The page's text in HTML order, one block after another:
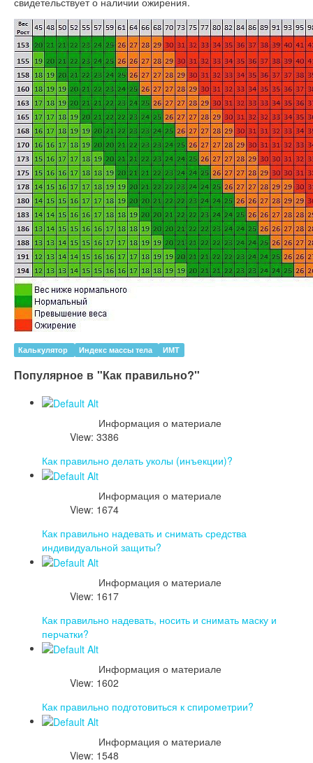
Калькулятор Индекс массы тела ИМТ
Популярное в "Как правильно?"
Информация о материале
View: 3386
Как правильно делать уколы (инъекции)?
Информация о материале
View: 1674
Как правильно надевать и снимать средства
индивидуальной защиты?
Информация о материале
View: 1617
Как правильно надевать, носить и снимать маску и
перчатки?
Информация о материале
View: 1602
Как правильно подготовиться к спирометрии?
Информация о материале
View: 1548